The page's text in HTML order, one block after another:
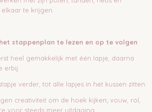
te krijgen.
stappenplan te lezen en op te volgen
heel gemakkelijk met één lapje, daarna
erbij.
verder, tot alle lapjes in het kussen zitten.
creativiteit om de hoek kijken; vouw, rol,
voor steeds meer uitdaging.